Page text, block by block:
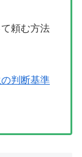
頼む方法
判断基準